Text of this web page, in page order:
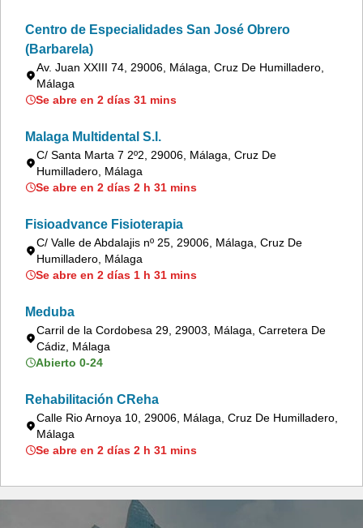
Centro de Especialidades San José Obrero
(Barbarela)
Av. Juan XXIII 74, 29006, Málaga, Cruz De Humilladero,
Málaga
Se abre en 2 días 31 mins
Malaga Multidental S.l.
C/ Santa Marta 7 2º2, 29006, Málaga, Cruz De
Humilladero, Málaga
Se abre en 2 días 2 h 31 mins
Fisioadvance Fisioterapia
C/ Valle de Abdalajis nº 25, 29006, Málaga, Cruz De
Humilladero, Málaga
Se abre en 2 días 1 h 31 mins
Meduba
Carril de la Cordobesa 29, 29003, Málaga, Carretera De
Cádiz, Málaga
Abierto 0-24
Rehabilitación CReha
Calle Rio Arnoya 10, 29006, Málaga, Cruz De Humilladero,
Málaga
Se abre en 2 días 2 h 31 mins